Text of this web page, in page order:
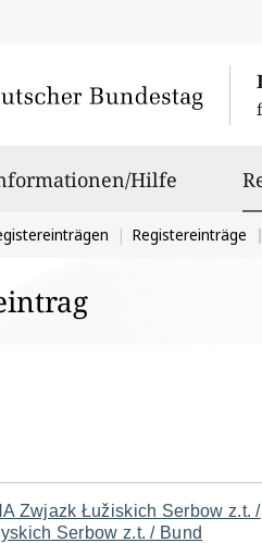
Hilfe
Registereinträge
Zwjazk Łužiskich Serbow z.t. /
Serbow z.t. / Bund